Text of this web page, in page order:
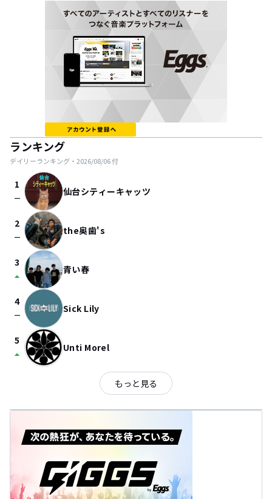
ランキング
デイリーランキング・ 2026/08/06付
1
check_indeterminate_small 仙台シティーキャッツ
2
check_indeterminate_small the奥歯's
3
arrow_drop_up 青い春
4
check_indeterminate_small Sick Lily
5
arrow_drop_up Unti Morel
もっと見る